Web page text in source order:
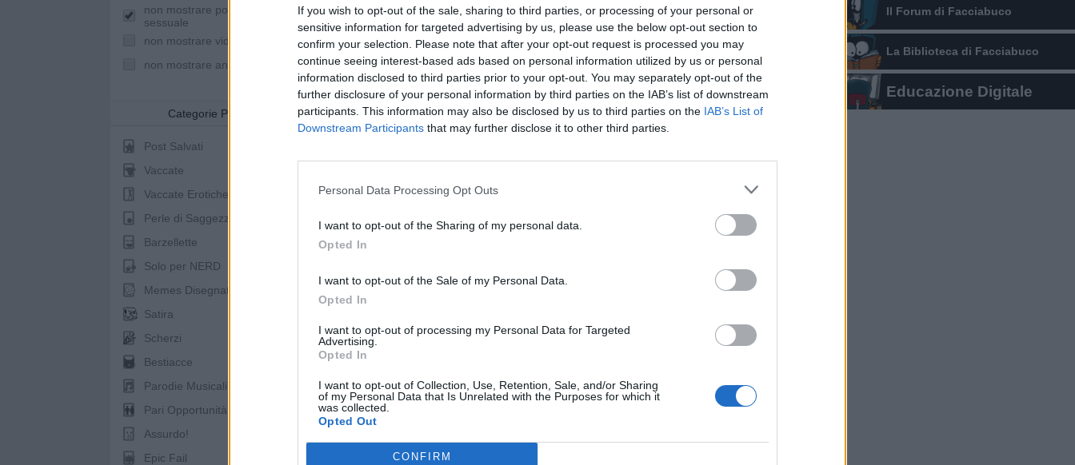
If you wish to opt-out of the sale, sharing to third parties, or processing of your personal or
sensitive information for targeted advertising by us, please use the below opt-out section to
confirm your selection. Please note that after your opt-out request is processed you may
continue seeing interest-based ads based on personal information utilized by us or personal
information disclosed to third parties prior to your opt-out. You may separately opt-out of the
further disclosure of your personal information by third parties on the IAB’s list of downstream
participants. This information may also be disclosed by us to third parties on the IAB’s List of
Downstream Participants that may further disclose it to other third parties.
Personal Data Processing Opt Outs
I want to opt-out of the Sharing of my personal data.
Opted In
I want to opt-out of the Sale of my Personal Data.
Opted In
I want to opt-out of processing my Personal Data for Targeted
Advertising.
Opted In
I want to opt-out of Collection, Use, Retention, Sale, and/or Sharing
of my Personal Data that Is Unrelated with the Purposes for which it
was collected.
Opted Out
CONFIRM
non mostrare post a sfondo
sessuale
non mostrare video youtube
non mostrare animazioni
Categorie Post
Post Salvati
Vaccate
Vaccate Erotiche
Perle di Saggezza
Barzellette
Solo per NERD
Memes Disegnati
Satira
Scherzi
Bestiacce
Parodie Musicali
Pari Opportunità
Assurdo!
Epic Fail
Volodymyr Zelenskyj· Donald Trump·Vaticano·Scherzi da Prete
pubblicità
Il Forum di Facciabuco
La Biblioteca di Facciabuco
Educazione Digitale